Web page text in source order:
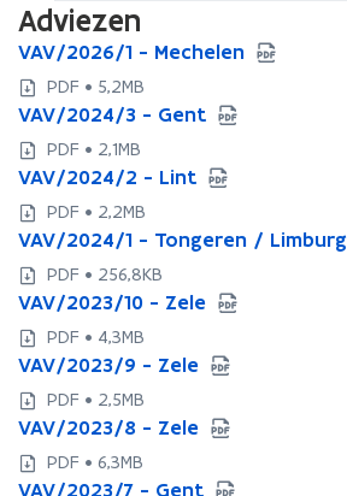
Adviezen
V
A
V
/
2
0
2
6
/
1
-
M
e
h
e
e
VAV/2026/1 - Mechelen
V
A
V
/
2
0
2
6
/
1
-
M
e
c
h
e
l
e
PDF • 5,2MB
V
A
V
/
2
0
2
4
/
3
-
G
e
t
VAV/2024/3 - Gent
V
A
V
/
2
0
2
4
/
3
-
G
e
n
t
PDF • 2,1MB
V
A
V
/
2
0
2
4
/
2
-
L
i
VAV/2024/2 - Lint
V
A
V
/
2
0
2
4
/
2
-
L
i
PDF • 2,2MB
V
A
V
/
2
0
2
4
/
1
VAV/2024/1 - Tongeren / Limburg
V
A
V
/
2
0
2
4
/
1
PDF • 256,8KB
V
A
V
/
2
0
2
3
VAV/2023/10 - Zele
V
A
V
/
2
0
2
3
PDF • 4,3MB
V
A
V
/
2
0
VAV/2023/9 - Zele
V
A
V
/
2
0
PDF • 2,5MB
V
A
V
VAV/2023/8 - Zele
V
A
V
PDF • 6,3MB
V
VAV/2023/7 - Gent
V